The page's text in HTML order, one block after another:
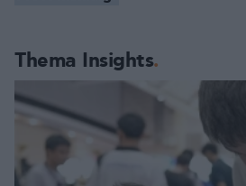
Thema Insights